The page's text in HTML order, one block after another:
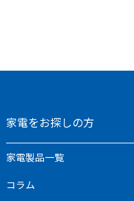
家電をお探しの方
家電製品一覧
コラム